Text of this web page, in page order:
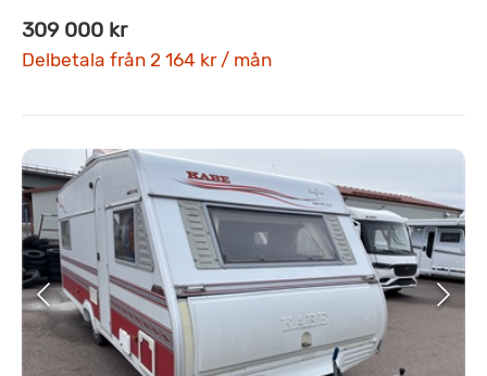
309 000 kr
Delbetala från 2 164 kr / mån